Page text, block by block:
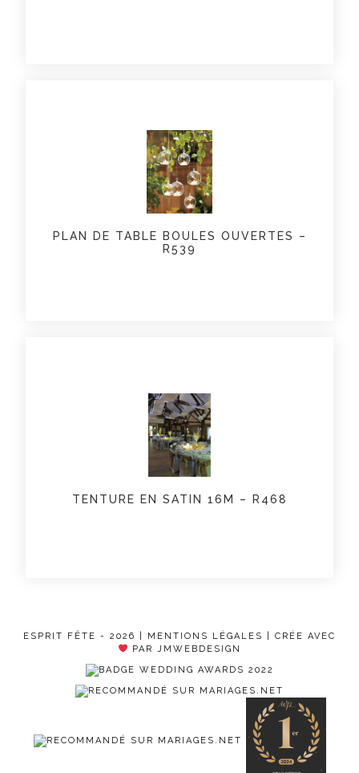
PLAN DE TABLE BOULES OUVERTES –
R539
TENTURE EN SATIN 16M – R468
ESPRIT FÊTE - 2026 | MENTIONS LÉGALES
| CRÉE AVEC
PAR JMWEBDESIGN